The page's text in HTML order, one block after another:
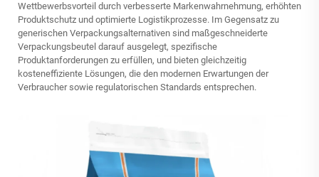
Wettbewerbsvorteil durch verbesserte Markenwahrnehmung, erhöhten
Produktschutz und optimierte Logistikprozesse. Im Gegensatz zu
generischen Verpackungsalternativen sind maßgeschneiderte
Verpackungsbeutel darauf ausgelegt, spezifische
Produktanforderungen zu erfüllen, und bieten gleichzeitig
kosteneffiziente Lösungen, die den modernen Erwartungen der
Verbraucher sowie regulatorischen Standards entsprechen.